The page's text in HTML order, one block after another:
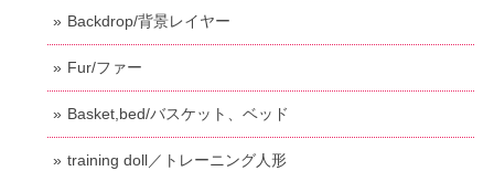
Backdrop/背景レイヤー
Fur/ファー
Basket,bed/バスケット、ベッド
training doll／トレーニング人形